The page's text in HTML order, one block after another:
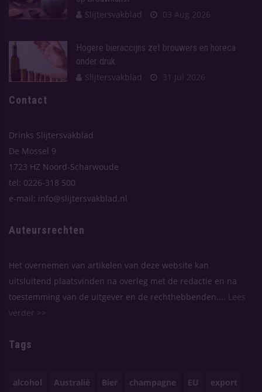
Slijtersvakblad
03 Aug 2026
Hogere bieraccijns zet brouwers en horeca
onder druk
Slijtersvakblad
31 Jul 2026
Contact
Drinks Slijtersvakblad
De Mossel 9
1723 HZ Noord-Scharwoude
tel: 0226-318 500
e-mail: info@slijtersvakblad.nl
Auteursrechten
Het overnemen van artikelen van deze website kan
uitsluitend plaatsvinden na overleg met de redactie en na
toestemming van de uitgever en de rechthebbenden....
Lees
verder >>
Tags
alcohol Australië Bier champagne EU export